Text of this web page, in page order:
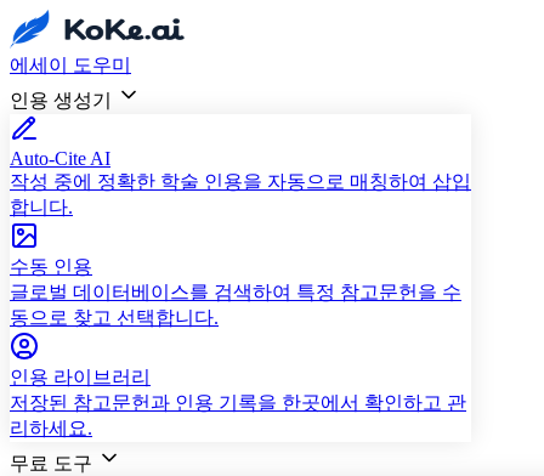
에세이 도우미
인용 생성기
Auto-Cite AI
작성 중에 정확한 학술 인용을 자동으로 매칭하여 삽입
합니다.
수동 인용
글로벌 데이터베이스를 검색하여 특정 참고문헌을 수
동으로 찾고 선택합니다.
인용 라이브러리
저장된 참고문헌과 인용 기록을 한곳에서 확인하고 관
리하세요.
무료 도구